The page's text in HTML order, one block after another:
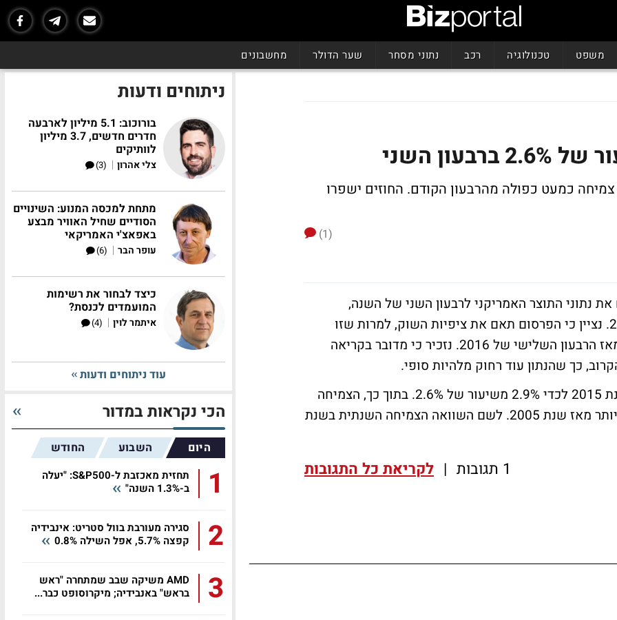
משפט טכנולוגיה רכב נתוני מסחר שער הדולר מחשבונים
השני
כמעט כפולה מהרבעון הקודם. החוזים ישפרו
(1)
נתוני התוצר האמריקני לרבעון השני של השנה,
שהצביעו על צמיחה כלכלית בשיעור של 2.6%. נציין כי הפרסום תאם את ציפיות השוק, למרות שזו
הייתה קריאת הצמיחה בתוצר הגבוהה ביותר מאז הרבעון השלישי של 2016. נזכיר כי מדובר בקריאה
כך שהנתון עוד רחוק מלהיות סופי.
כמו כן, המשרד שידרג את קריאת התוצר לשנת 2015 לכדי 2.9% משיעור של 2.6%. בתוך כך, הצמיחה
השנתית בתוצר לשנת 2015 הייתה הגבוהה ביותר מאז שנת 2005. לשם השוואה הצמיחה השנתית בשנת
1 תגובות | לקריאת כל התגובות
ניתוחים ודעות
בורוכוב: 5.1 מיליון לארבעה
חדרים חדשים, 3.7 מיליון
לוותיקים
צלי אהרון |
(3)
מתחת למכסה המנוע: השינויים
הסודיים שחיל האוויר מבצע
באפאצ'י האמריקאי
עופר הבר |
(6)
כיצד לבחור את רשימות
המועמדים לכנסת?
איתמר לוין |
(4)
עוד ניתוחים ודעות
הכי נקראות במדור
היום השבוע החודש
1
תחזית מאכזבת ל-S&P500: "יעלה
ב-1.3% השנה"
2
סגירה מעורבת בוול סטריט: אינבידיה
קפצה 5.7%, אפל השילה 0.8%
3
AMD משיקה שבב שמתחרה "ראש
בראש" באנבידיה; מיקרוסופט כבר...